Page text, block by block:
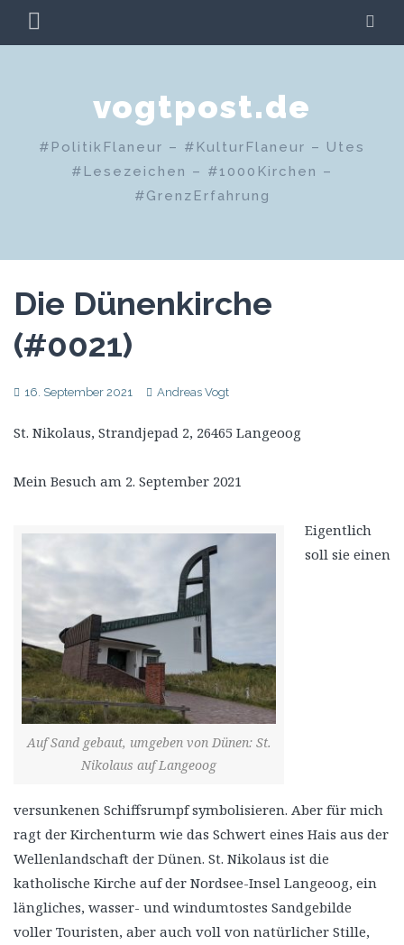
Zum
Inhalt MENÜ
vogtpost.de
#PolitikFlaneur – #KulturFlaneur – Utes
#Lesezeichen – #1000Kirchen –
#GrenzErfahrung
Die Dünenkirche
(#0021)
16. September 2021 Andreas Vogt
St. Nikolaus, Strandjepad 2, 26465 Langeoog
Mein Besuch am 2. September 2021
Auf Sand gebaut, umgeben von Dünen: St.
Nikolaus auf Langeoog
Eigentlich
soll sie einen
versunkenen Schiffsrumpf symbolisieren. Aber für mich
ragt der Kirchenturm wie das Schwert eines Hais aus der
Wellenlandschaft der Dünen. St. Nikolaus ist die
katholische Kirche auf der Nordsee-Insel Langeoog, ein
längliches, wasser- und windumtostes Sandgebilde
voller Touristen, aber auch voll von natürlicher Stille,